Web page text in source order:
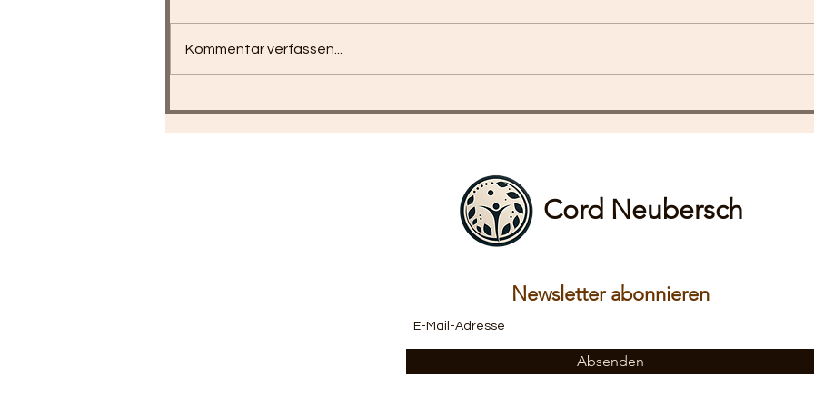
heute schon den 8. Fachtag im
dem HELIOS Klinikum Duisburg
Kinderschutz lag schon immer
sehr am Herzen. Wir haben in di
Kommentar verfassen...
Cord Neubersch
Newsletter abonnieren
Absenden